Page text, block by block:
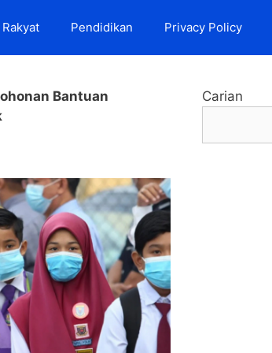
Pendidikan Privacy Policy
Bantuan
Carian